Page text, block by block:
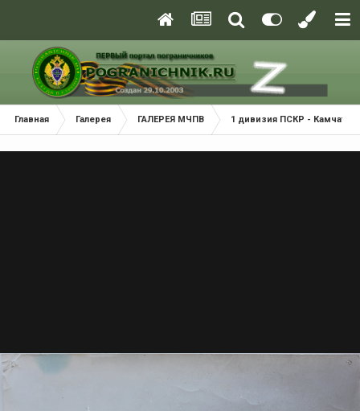
Главная Галерея ГАЛЕРЕЯ МЧПВ 1 дивизия ПСКР - Камчатка